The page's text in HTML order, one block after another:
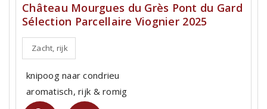
Château Mourgues du Grès Pont du Gard
Sélection Parcellaire Viognier 2025
Zacht, rijk
knipoog naar condrieu
aromatisch, rijk & romig